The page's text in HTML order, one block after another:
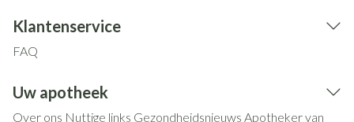
Klantenservice
FAQ
Uw apotheek
Over ons Nuttige links Gezondheidsnieuws Apotheker van